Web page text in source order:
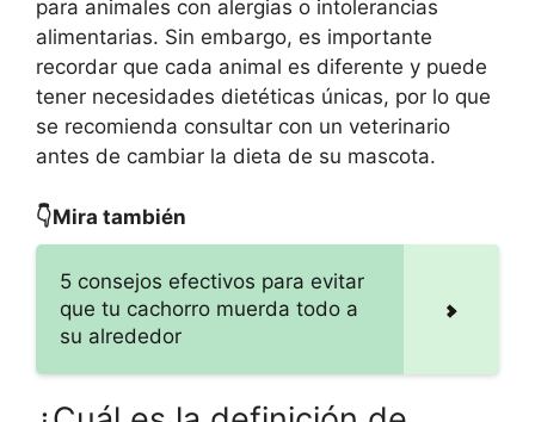
para animales con alergias o intolerancias
alimentarias. Sin embargo, es importante
recordar que cada animal es diferente y puede
tener necesidades dietéticas únicas, por lo que
se recomienda consultar con un veterinario
antes de cambiar la dieta de su mascota.
👇Mira también
5 consejos efectivos para evitar
que tu cachorro muerda todo a
su alrededor